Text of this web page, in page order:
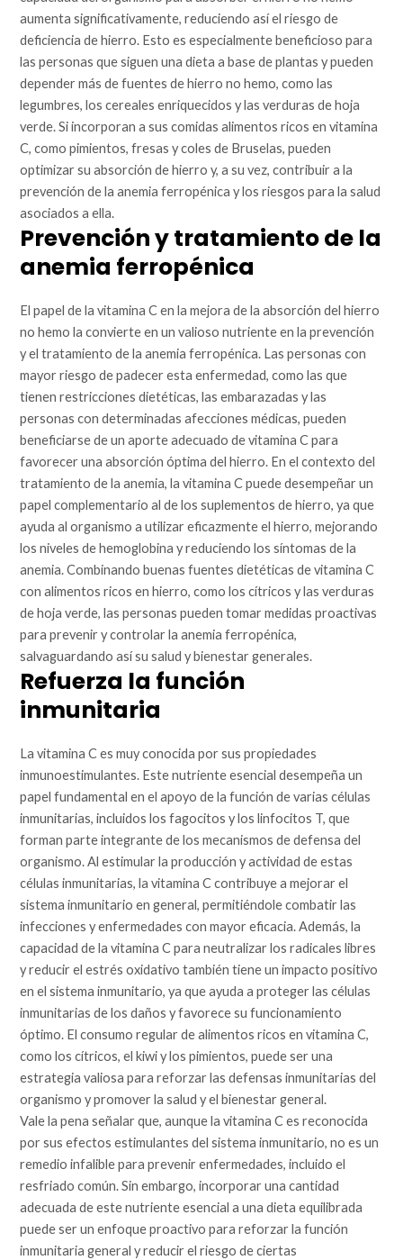
aumenta significativamente, reduciendo así el riesgo de
deficiencia de hierro. Esto es especialmente beneficioso para
las personas que siguen una dieta a base de plantas y pueden
depender más de fuentes de hierro no hemo, como las
legumbres, los cereales enriquecidos y las verduras de hoja
verde. Si incorporan a sus comidas alimentos ricos en vitamina
C, como pimientos, fresas y coles de Bruselas, pueden
optimizar su absorción de hierro y, a su vez, contribuir a la
prevención de la anemia ferropénica y los riesgos para la salud
asociados a ella.
Prevención y tratamiento de la
anemia ferropénica
El papel de la vitamina C en la mejora de la absorción del hierro
no hemo la convierte en un valioso nutriente en la prevención
y el tratamiento de la anemia ferropénica. Las personas con
mayor riesgo de padecer esta enfermedad, como las que
tienen restricciones dietéticas, las embarazadas y las
personas con determinadas afecciones médicas, pueden
beneficiarse de un aporte adecuado de vitamina C para
favorecer una absorción óptima del hierro. En el contexto del
tratamiento de la anemia, la vitamina C puede desempeñar un
papel complementario al de los suplementos de hierro, ya que
ayuda al organismo a utilizar eficazmente el hierro, mejorando
los niveles de hemoglobina y reduciendo los síntomas de la
anemia. Combinando buenas fuentes dietéticas de vitamina C
con alimentos ricos en hierro, como los cítricos y las verduras
de hoja verde, las personas pueden tomar medidas proactivas
para prevenir y controlar la anemia ferropénica,
salvaguardando así su salud y bienestar generales.
Refuerza la función
inmunitaria
La vitamina C es muy conocida por sus propiedades
inmunoestimulantes. Este nutriente esencial desempeña un
papel fundamental en el apoyo de la función de varias células
inmunitarias, incluidos los fagocitos y los linfocitos T, que
forman parte integrante de los mecanismos de defensa del
organismo. Al estimular la producción y actividad de estas
células inmunitarias, la vitamina C contribuye a mejorar el
sistema inmunitario en general, permitiéndole combatir las
infecciones y enfermedades con mayor eficacia. Además, la
capacidad de la vitamina C para neutralizar los radicales libres
y reducir el estrés oxidativo también tiene un impacto positivo
en el sistema inmunitario, ya que ayuda a proteger las células
inmunitarias de los daños y favorece su funcionamiento
óptimo. El consumo regular de alimentos ricos en vitamina C,
como los cítricos, el kiwi y los pimientos, puede ser una
estrategia valiosa para reforzar las defensas inmunitarias del
organismo y promover la salud y el bienestar general.
Vale la pena señalar que, aunque la vitamina C es reconocida
por sus efectos estimulantes del sistema inmunitario, no es un
remedio infalible para prevenir enfermedades, incluido el
resfriado común. Sin embargo, incorporar una cantidad
adecuada de este nutriente esencial a una dieta equilibrada
puede ser un enfoque proactivo para reforzar la función
inmunitaria general y reducir el riesgo de ciertas